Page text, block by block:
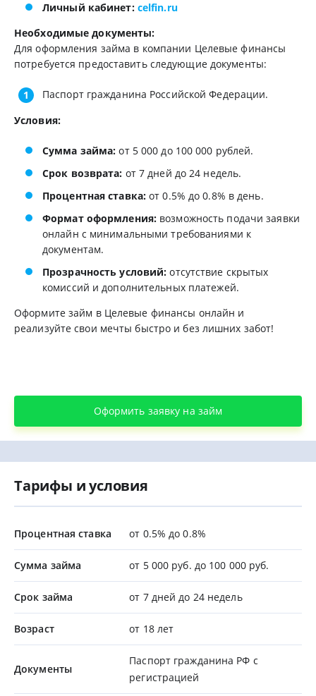
Личный кабинет: celfin.ru
Необходимые документы:
Для оформления займа в компании Целевые финансы
потребуется предоставить следующие документы:
Паспорт гражданина Российской Федерации.
Условия:
Сумма займа: от 5 000 до 100 000 рублей.
Срок возврата: от 7 дней до 24 недель.
Процентная ставка: от 0.5% до 0.8% в день.
Формат оформления: возможность подачи заявки
онлайн с минимальными требованиями к
документам.
Прозрачность условий: отсутствие скрытых
комиссий и дополнительных платежей.
Оформите займ в Целевые финансы онлайн и
реализуйте свои мечты быстро и без лишних забот!
Оформить заявку на займ
Тарифы и условия
Процентная ставка от 0.5% до 0.8%
Сумма займа от 5 000 руб. до 100 000 руб.
Срок займа от 7 дней до 24 недель
Возраст от 18 лет
Документы
Паспорт гражданина РФ с
регистрацией